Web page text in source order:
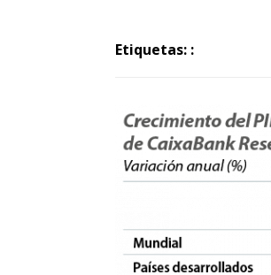
Etiquetas: